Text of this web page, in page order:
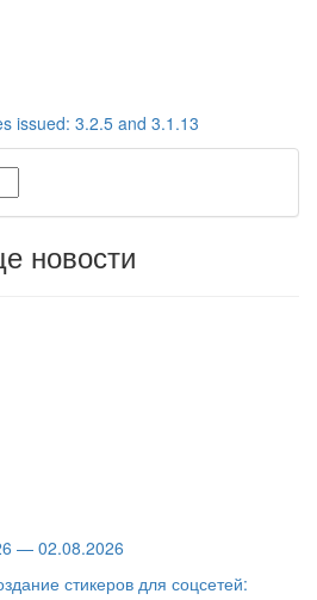
issued: 3.2.5 and 3.1.13
новости
— 02.08.2026
стикеров для соцсетей: